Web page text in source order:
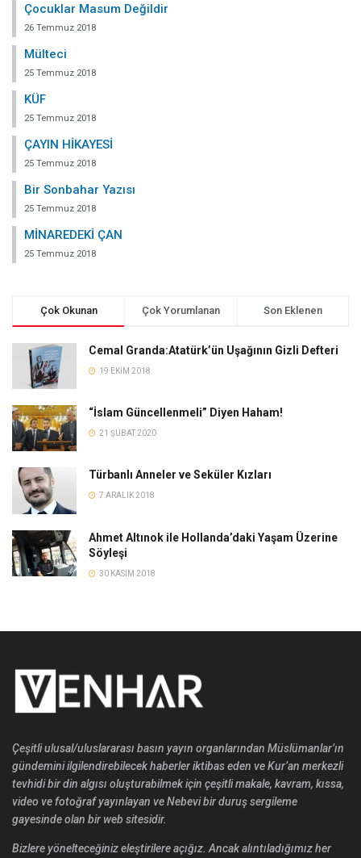
Çocuklar Masum Değildir
26 Temmuz 2018
Mülteci
25 Temmuz 2018
KÜF
25 Temmuz 2018
ÇAYIN HİKAYESİ
25 Temmuz 2018
Bir Sonbahar Yazısı
25 Temmuz 2018
MİNAREDEKİ ÇAN
25 Temmuz 2018
Çok Okunan Çok Yorumlanan Son Eklenen
Cemal Granda:Atatürk’ün Uşağının Gizli Defteri
19 EKIM 2018
“İslam Güncellenmeli” Diyen Haham!
21 ŞUBAT 2020
Türbanlı Anneler ve Seküler Kızları
7 ARALIK 2018
Ahmet Altınok ile Hollanda’daki Yaşam Üzerine
Söyleşi
30 KASIM 2018
Çeşitli ulusal/uluslararası basın yayın organlarından Müslümanlar’ın
gündemini ilgilendirebilecek haberler iktibas eden ve Kur’an merkezli
tevhidi bir din algısı oluşturabilmek için çeşitli makale, kavram, kıssa,
video ve fotoğraf yayınlayan ve Nebevi bir duruş sergileme
gayesinde olan bir web sitesidir.
Bizlere yönelteceğiniz eleştirilere açığız. Ancak alıntıladığımız her